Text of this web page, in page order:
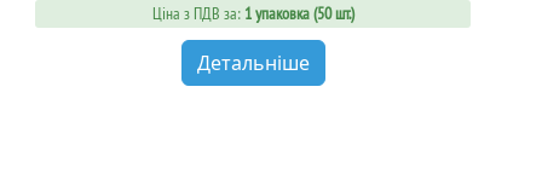
Ціна з ПДВ за: 1 упаковка (50 шт.)
Детальніше